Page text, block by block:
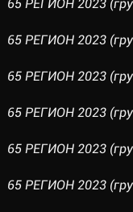
65 РЕГИОН 2023
65 РЕГИОН 2023
65 РЕГИОН 2023
65 РЕГИОН 2023
65 РЕГИОН 2023
65 РЕГИОН 2023